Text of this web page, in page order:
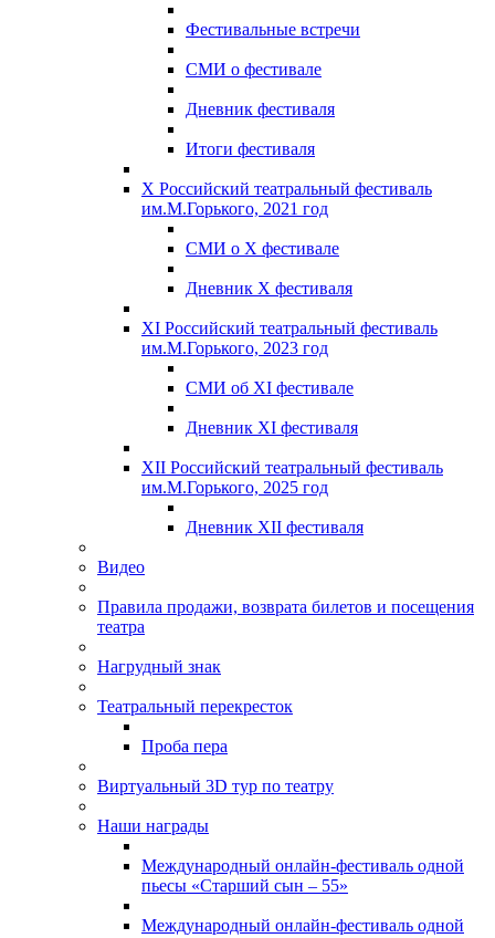
Фестивальные встречи
СМИ о фестивале
Дневник фестиваля
Итоги фестиваля
X Российский театральный фестиваль
им.М.Горького, 2021 год
СМИ о X фестивале
Дневник X фестиваля
XI Российский театральный фестиваль
им.М.Горького, 2023 год
СМИ об XI фестивале
Дневник XI фестиваля
XII Российский театральный фестиваль
им.М.Горького, 2025 год
Дневник XII фестиваля
Видео
Правила продажи, возврата билетов и посещения
театра
Нагрудный знак
Театральный перекресток
Проба пера
Виртуальный 3D тур по театру
Наши награды
Международный онлайн-фестиваль одной
пьесы «Старший сын – 55»
Международный онлайн-фестиваль одной